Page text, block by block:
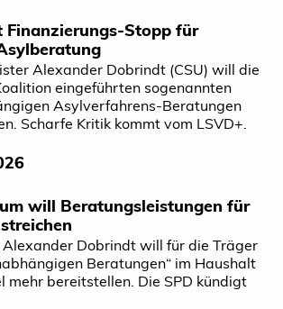
Finanzierungs-Stopp für
Alexander Dobrindt (CSU) will die
eingeführten sogenannten
Asylverfahrens-Beratungen
Scharfe Kritik kommt vom LSVD+.
will Beratungsleistungen für
Alexander Dobrindt will für die Träger
Beratungen“ im Haushalt
mehr bereitstellen. Die SPD kündigt